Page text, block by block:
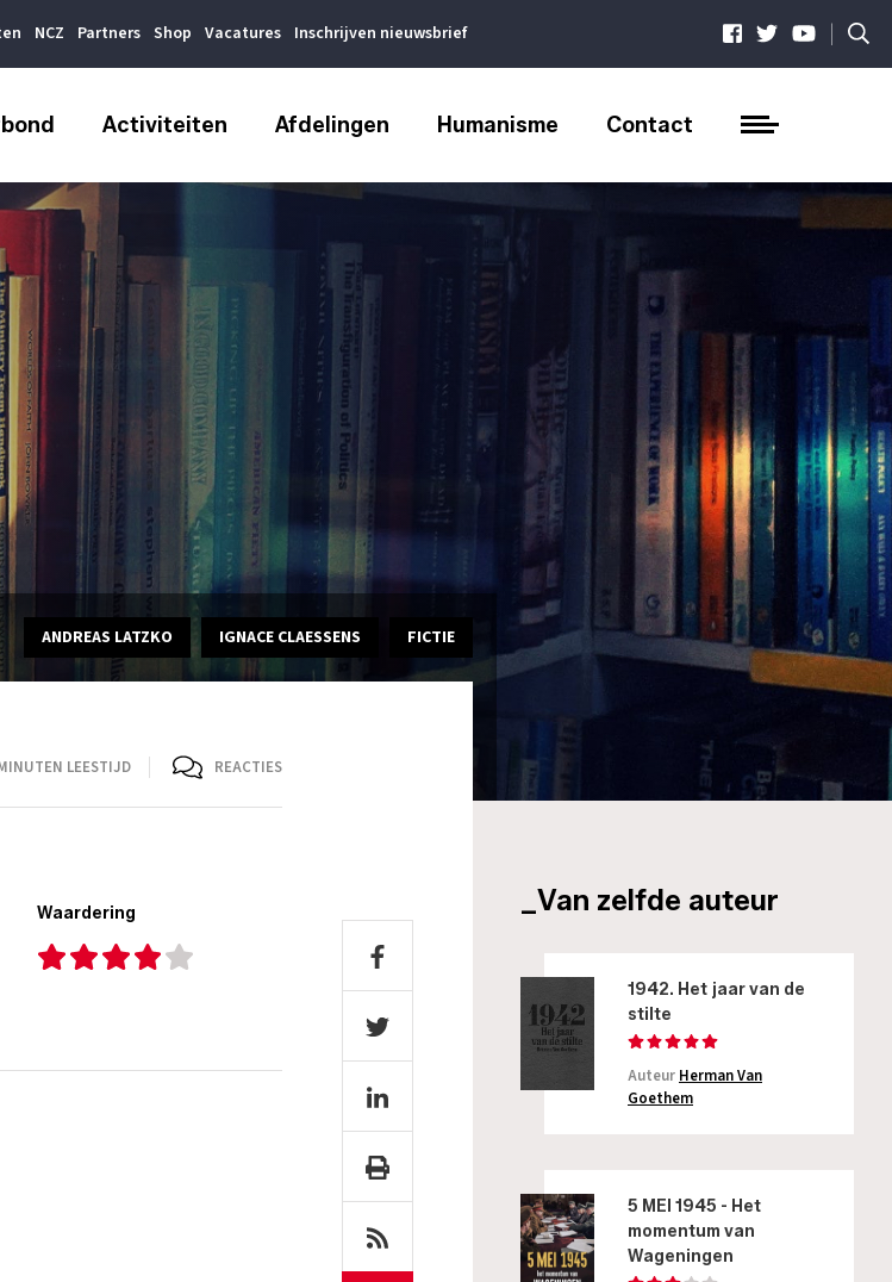
NCZ Partners Shop Vacatures Inschrijven nieuwsbrief |
Activiteiten Afdelingen Humanisme Contact
ANDREAS LATZKO IGNACE CLAESSENS FICTIE
LEESTIJD REACTIES
Waardering _Van zelfde auteur
1942. Het jaar van de
stilte
Auteur Herman Van
Goethem
5 MEI 1945 - Het
momentum van
Wageningen